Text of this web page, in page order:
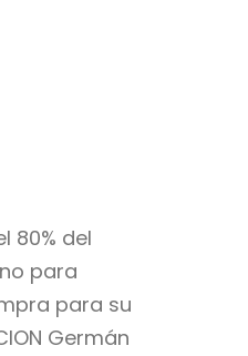
80% del
para
para su
Germán